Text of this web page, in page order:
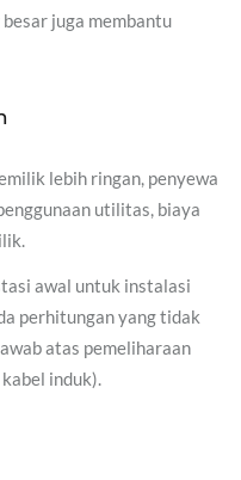
juga membantu
lebih ringan, penyewa
utilitas, biaya
awal untuk instalasi
perhitungan yang tidak
atas pemeliharaan
induk).